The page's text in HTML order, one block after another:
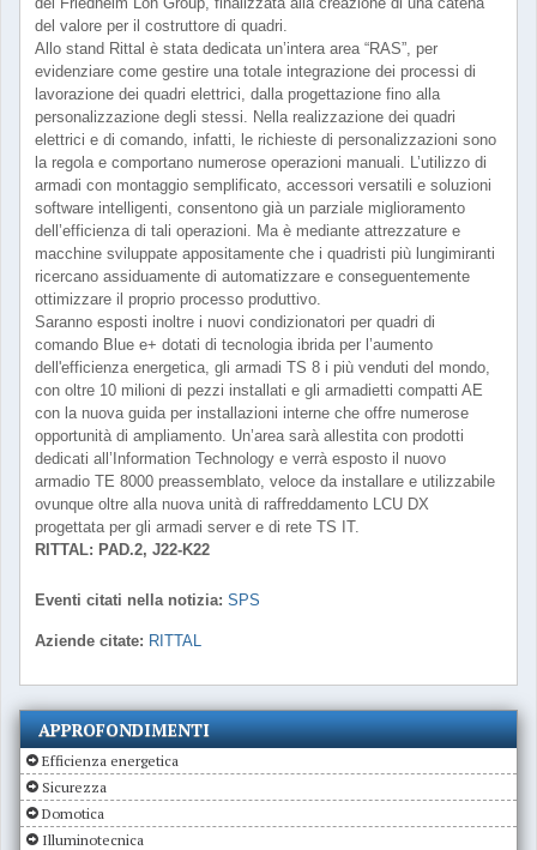
del valore per il costruttore di quadri.
Allo stand Rittal è stata dedicata un’intera area “RAS”, per
evidenziare come gestire una totale integrazione dei processi di
lavorazione dei quadri elettrici, dalla progettazione fino alla
personalizzazione degli stessi. Nella realizzazione dei quadri
elettrici e di comando, infatti, le richieste di personalizzazioni sono
la regola e comportano numerose operazioni manuali. L’utilizzo di
armadi con montaggio semplificato, accessori versatili e soluzioni
software intelligenti, consentono già un parziale miglioramento
dell’efficienza di tali operazioni. Ma è mediante attrezzature e
macchine sviluppate appositamente che i quadristi più lungimiranti
ricercano assiduamente di automatizzare e conseguentemente
ottimizzare il proprio processo produttivo.
Saranno esposti inoltre i nuovi condizionatori per quadri di
comando Blue e+ dotati di tecnologia ibrida per l’aumento
dell'efficienza energetica, gli armadi TS 8 i più venduti del mondo,
con oltre 10 milioni di pezzi installati e gli armadietti compatti AE
con la nuova guida per installazioni interne che offre numerose
opportunità di ampliamento. Un’area sarà allestita con prodotti
dedicati all’Information Technology e verrà esposto il nuovo
armadio TE 8000 preassemblato, veloce da installare e utilizzabile
ovunque oltre alla nuova unità di raffreddamento LCU DX
progettata per gli armadi server e di rete TS IT.
RITTAL: PAD.2, J22-K22
Eventi citati nella notizia: SPS
Aziende citate: RITTAL
APPROFONDIMENTI
Efficienza energetica
Sicurezza
Domotica
Illuminotecnica